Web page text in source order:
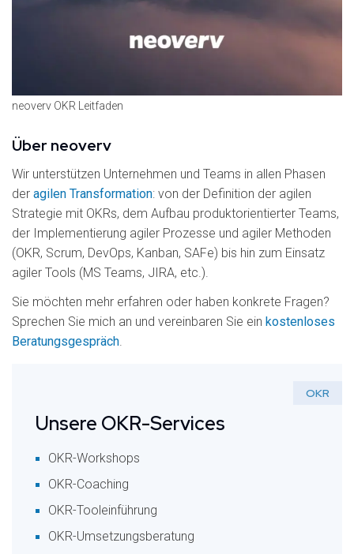
neoverv OKR Leitfaden
Über neoverv
Wir unterstützen Unternehmen und Teams in allen Phasen
der agilen Transformation: von der Definition der agilen
Strategie mit OKRs, dem Aufbau produktorientierter Teams,
der Implementierung agiler Prozesse und agiler Methoden
(OKR, Scrum, DevOps, Kanban, SAFe) bis hin zum Einsatz
agiler Tools (MS Teams, JIRA, etc.).
Sie möchten mehr erfahren oder haben konkrete Fragen?
Sprechen Sie mich an und vereinbaren Sie ein kostenloses
Beratungsgespräch
OKR
Unsere OKR-Services
OKR-Workshops
OKR-Coaching
OKR-Tooleinführung
OKR-Umsetzungsberatung